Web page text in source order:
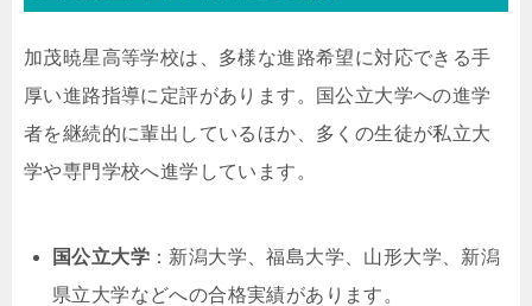
加茂暁星高等学校は、多様な進路希望に対応できる手
厚い進路指導に定評があります。国公立大学への進学
者を継続的に輩出しているほか、多くの生徒が私立大
学や専門学校へ進学しています。
国公立大学 ：新潟大学、福島大学、山形大学、新潟
県立大学などへの合格実績があります。